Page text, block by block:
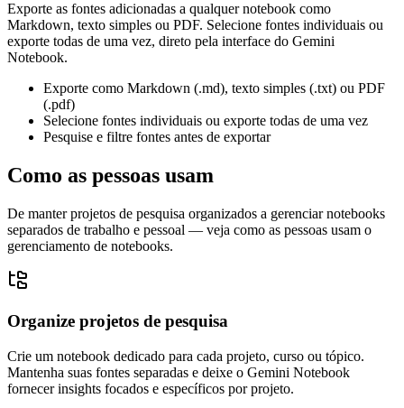
Exporte as fontes adicionadas a qualquer notebook como
Markdown, texto simples ou PDF. Selecione fontes individuais ou
exporte todas de uma vez, direto pela interface do Gemini
Notebook.
Exporte como Markdown (.md), texto simples (.txt) ou PDF
(.pdf)
Selecione fontes individuais ou exporte todas de uma vez
Pesquise e filtre fontes antes de exportar
Como as pessoas usam
De manter projetos de pesquisa organizados a gerenciar notebooks
separados de trabalho e pessoal — veja como as pessoas usam o
gerenciamento de notebooks.
Organize projetos de pesquisa
Crie um notebook dedicado para cada projeto, curso ou tópico.
Mantenha suas fontes separadas e deixe o Gemini Notebook
fornecer insights focados e específicos por projeto.